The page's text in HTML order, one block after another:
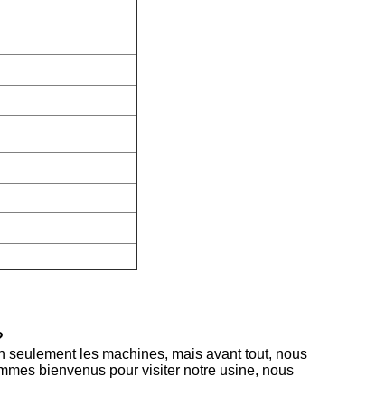
les machines, mais avant tout, nous
bienvenus pour visiter notre usine, nous